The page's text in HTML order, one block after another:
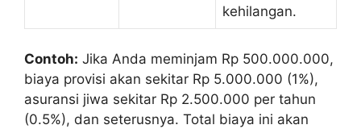
kehilangan.
Contoh: Jika Anda meminjam Rp 500.000.000,
biaya provisi akan sekitar Rp 5.000.000 (1%),
asuransi jiwa sekitar Rp 2.500.000 per tahun
(0.5%), dan seterusnya. Total biaya ini akan